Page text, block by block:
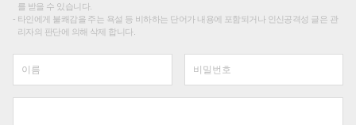
를 받을 수 있습니다.
타인에게 불쾌감을 주는 욕설 등 비하하는 단어가 내용에 포함되거나 인신공격성 글은 관
리자의 판단에 의해 삭제 합니다.